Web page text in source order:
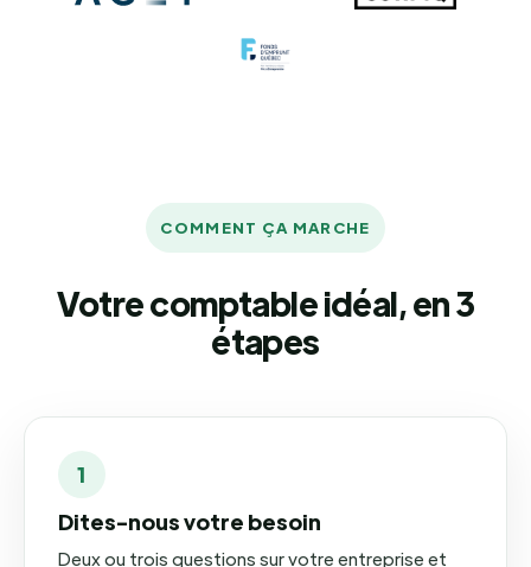
COMMENT ÇA MARCHE
Votre comptable idéal, en 3
étapes
1
Dites-nous votre besoin
Deux ou trois questions sur votre entreprise et